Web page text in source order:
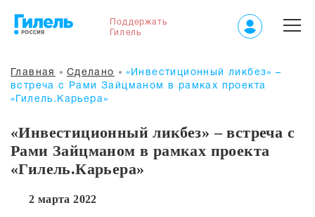
Поддержать
Гилель
Главная Сделано
«Инвестиционный ликбез» –
встреча с Рами Зайцманом в рамках проекта
«Гилель.Карьера»
«Инвестиционный ликбез» – встреча с
Рами Зайцманом в рамках проекта
«Гилель.Карьера»
2 марта 2022